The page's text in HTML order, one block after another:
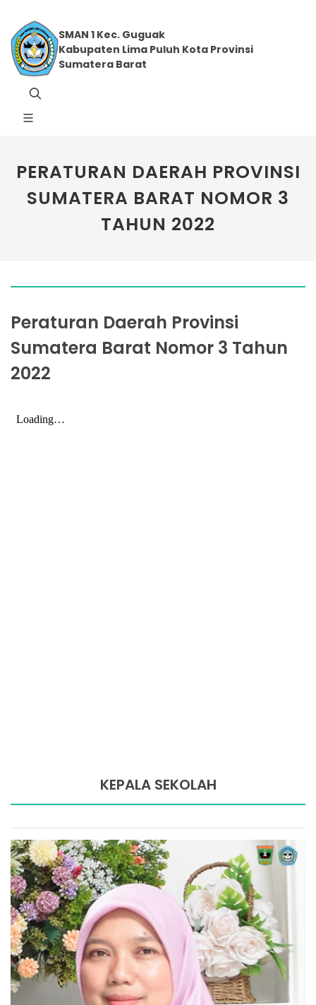
SMAN 1 Kec. Guguak
Kabupaten Lima Puluh Kota Provinsi
Sumatera Barat
PERATURAN DAERAH PROVINSI
SUMATERA BARAT NOMOR 3
TAHUN 2022
KEPALA SEKOLAH
Peraturan Daerah Provinsi
Sumatera Barat Nomor 3 Tahun
2022